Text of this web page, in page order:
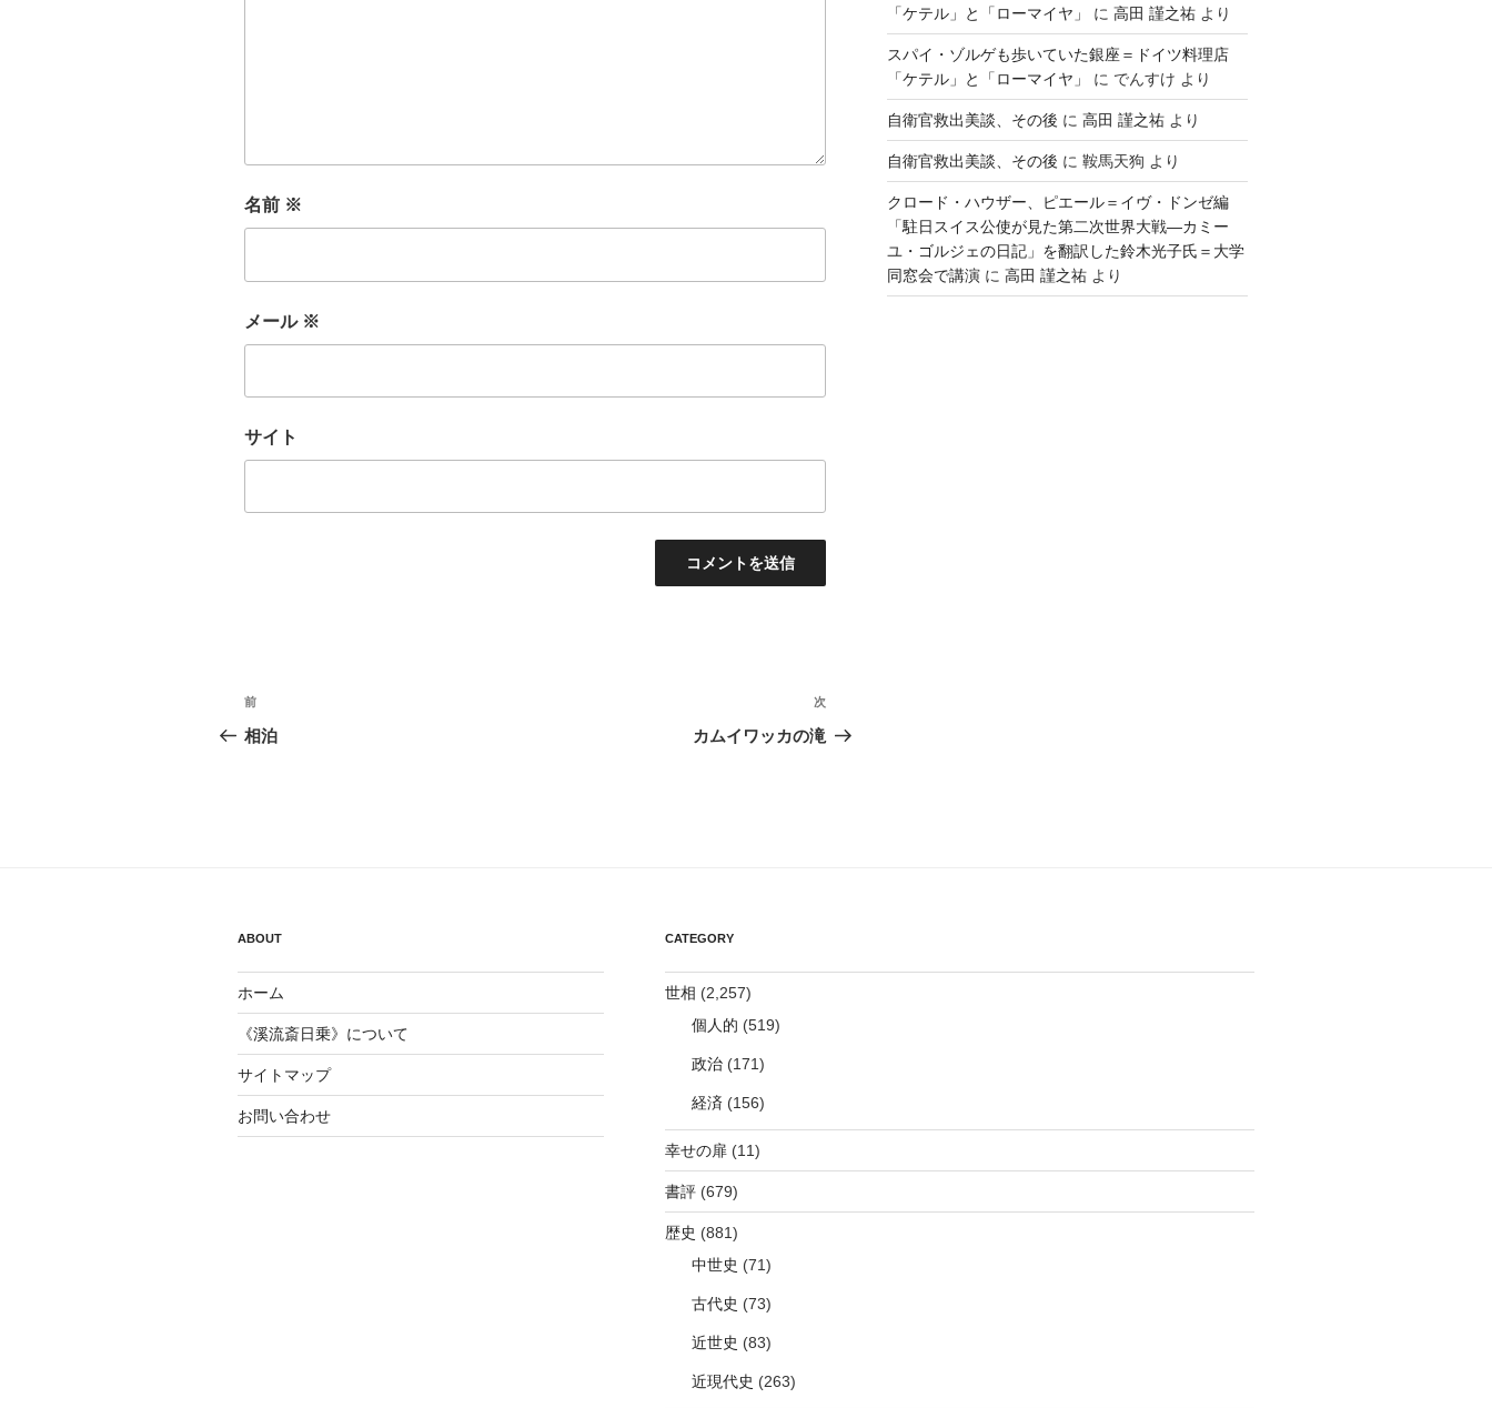
名前 ※
メール ※
サイト
投
稿
シ
ョ
ン
前
の
前
相泊
次
の
次
カムイワッカの滝
「ケテル」と「ローマイヤ」
に 高田 謹之祐より
スパイ・ゾルゲも歩いていた銀座＝ドイツ料理店
「ケテル」と「ローマイヤ」
に でんすけ より
自衛官救出美談、その後 に 高田 謹之祐より
自衛官救出美談、その後 に 鞍馬天狗 より
クロード・ハウザー、ピエール＝イヴ・ドンゼ編
「駐日スイス公使が見た第二次世界大戦―カミー
ユ・ゴルジェの日記」を翻訳した鈴木光子氏＝大学
同窓会で講演に 高田 謹之祐より
ABOUT
ホーム
《溪流斎日乗》について
サイトマップ
お問い合わせ
CATEGORY
世相 (2,257)
個人的 (519)
政治(171)
経済(156)
幸せの扉(11)
書評(679)
歴史 (881)
中世史 (71)
古代史 (73)
近世史 (83)
近現代史 (263)